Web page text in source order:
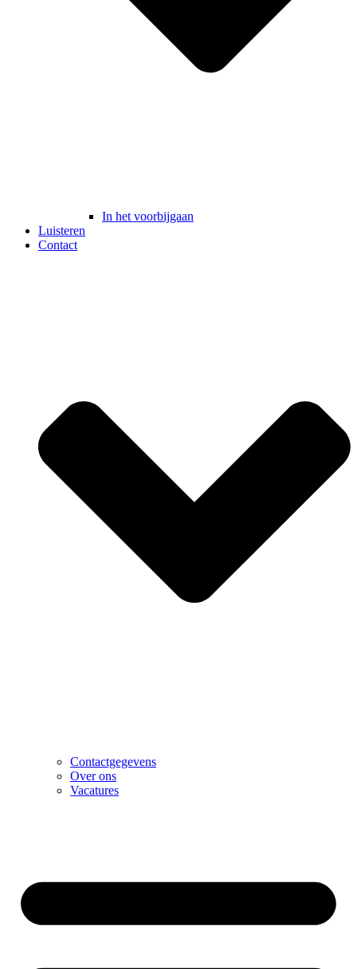
In het voorbijgaan
Luisteren
Contact
Contactgegevens
Over ons
Vacatures